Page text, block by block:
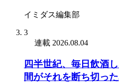
イミダス編集部
3
連載 2026.08.04
四半世紀、毎日飲酒
間がそれを断ち切っ